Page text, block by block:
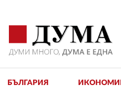
БЪЛГАРИЯ